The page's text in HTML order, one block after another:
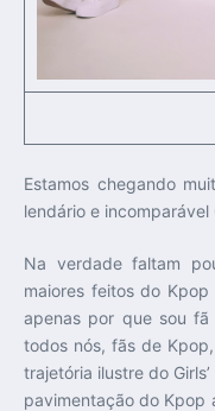
Estamos chegando
lendário e incomparável
Na verdade faltam
maiores feitos do
apenas por que sou
todos nós, fãs de
trajetória ilustre do
pavimentação do Kpop